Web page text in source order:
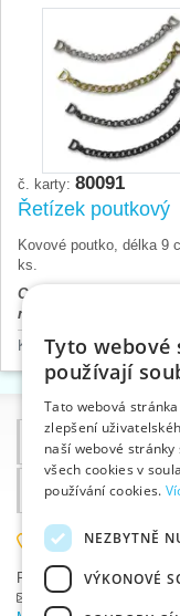
č. karty: 80091
Řetízek poutkový
Kovové poutko, délka 9
ks.
Cena výrobku se
nebo
Kovové doplňky>
Informace
Proč si zvolit právě
585 051 217
Plzeňská 868, 783 91
Položit dotaz
Tyto webové
používají
Tato webová
zlepšení
naší webové
všech cookies v
používání cookies.
NEZBYTNĚ
VÝKONOVÉ